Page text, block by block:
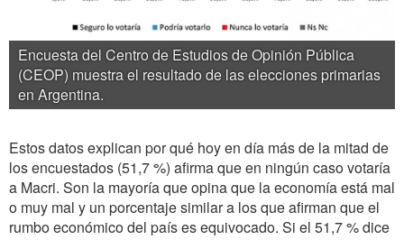
Encuesta del Centro de Estudios de Opinión Pública
(CEOP) muestra el resultado de las elecciones primarias
en Argentina.
Estos datos explican por qué hoy en día más de la mitad de
los encuestados (51,7 %) afirma que en ningún caso votaría
a Macri. Son la mayoría que opina que la economía está mal
o muy mal y un porcentaje similar a los que afirman que el
rumbo económico del país es equivocado. Si el 51,7 % dice